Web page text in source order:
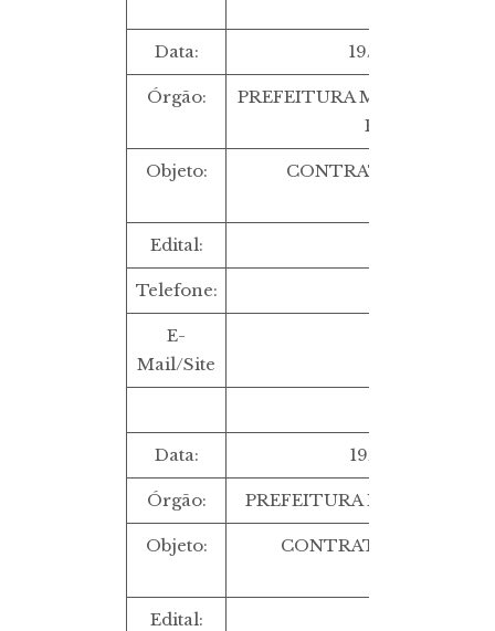
Data: 19/09/2022 ÀS
Órgão:
PREFEITURA MUNICIPAL
RIO PRETO/
Objeto:
CONTRATAÇÃO DE
Edital:
Telefone:
E-
Mail/Site
Data: 19/09/2022 ÀS
Órgão: PREFEITURA MUNICIPAL
Objeto:
CONTRATAÇÃO DE
Edital: